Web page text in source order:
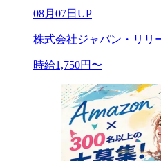
08月07日UP
株式会社ジャパン・リリ
時給1,750円〜